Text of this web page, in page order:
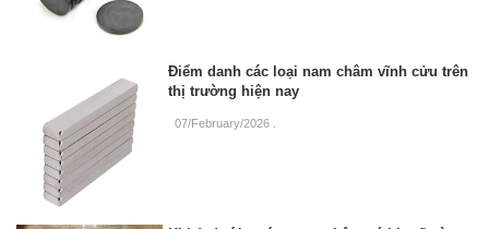
Điểm danh các loại nam châm vĩnh cửu trên
thị trường hiện nay
07/February/2026